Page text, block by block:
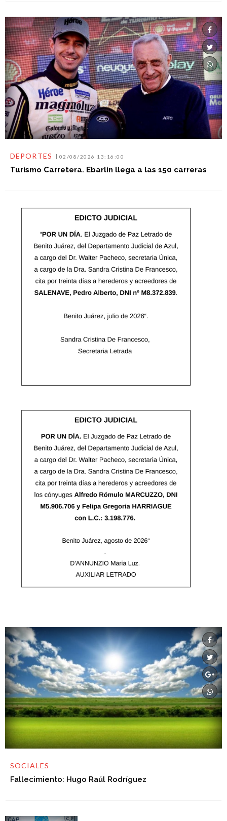
DEPORTES 02/08/2026 13:16:00
Turismo Carretera. Ebarlin llega a las 150 carreras
SOCIALES
Fallecimiento: Hugo Raúl Rodríguez